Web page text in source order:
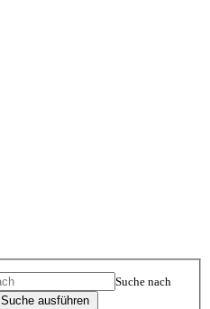
Suche nach
Suche ausführen